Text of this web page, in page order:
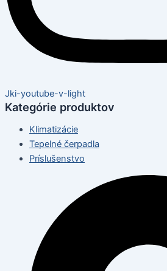
Jki-youtube-v-light
Kategórie produktov
Klimatizácie
Tepelné čerpadla
Príslušenstvo